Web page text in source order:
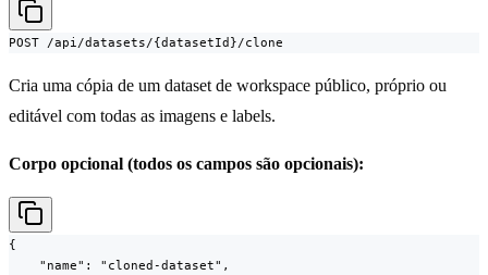
POST /api/datasets/{datasetId}/clone
Cria uma cópia de um dataset de workspace público, próprio ou
editável com todas as imagens e labels.
Corpo opcional (todos os campos são opcionais):
{
    "name": "cloned-dataset",